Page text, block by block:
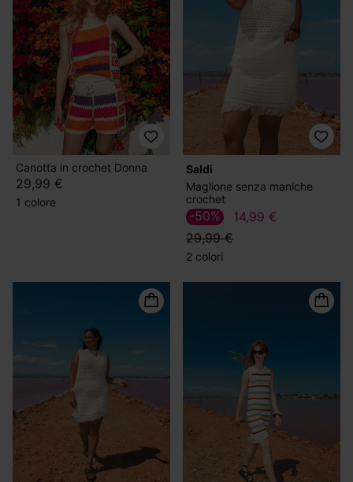
Canotta in crochet Donna
29,99 €
1 colore
Saldi
Maglione senza maniche
crochet
14,99 €
29,99 €
-50%
2 colori